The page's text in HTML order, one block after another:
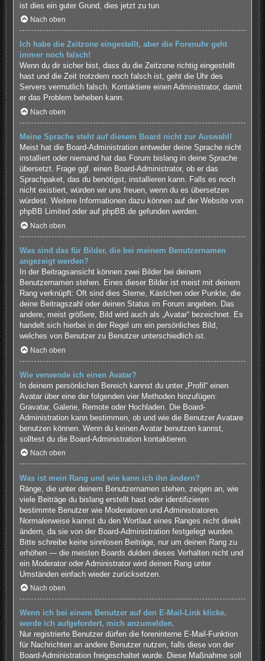
ist dies ein guter Grund, dies jetzt zu tun.
Nach oben
Ich habe die Zeitzone eingestellt, aber die Forenuhr geht
immer noch falsch!
Wenn du dir sicher bist, dass du die Zeitzone richtig eingestellt
hast und die Zeit trotzdem noch falsch ist, geht die Uhr des
Servers vermutlich falsch. Kontaktiere einen Administrator, damit
er das Problem beheben kann.
Nach oben
Meine Sprache steht auf diesem Board nicht zur Auswahl!
Meist hat die Board-Administration entweder deine Sprache nicht
installiert oder niemand hat das Forum bislang in deine Sprache
übersetzt. Frage ggf. einen Board-Administrator, ob er das
Sprachpaket, das du benötigst, installieren kann. Falls es noch
nicht existiert, würden wir uns freuen, wenn du es übersetzen
würdest. Weitere Informationen dazu können auf der Website von
phpBB Limited oder auf phpBB.degefunden werden.
Nach oben
Was sind das für Bilder, die bei meinem Benutzernamen
angezeigt werden?
In der Beitragsansicht können zwei Bilder bei deinem
Benutzernamen stehen. Eines dieser Bilder ist meist mit deinem
Rang verknüpft: Oft sind dies Sterne, Kästchen oder Punkte, die
deine Beitragszahl oder deinen Status im Forum angeben. Das
andere, meist größere, Bild wird auch als „Avatar“ bezeichnet. Es
handelt sich hierbei in der Regel um ein persönliches Bild,
welches von Benutzer zu Benutzer unterschiedlich ist.
Nach oben
Wie verwende ich einen Avatar?
In deinem persönlichen Bereich kannst du unter „Profil“ einen
Avatar über eine der folgenden vier Methoden hinzufügen:
Gravatar, Galerie, Remote oder Hochladen. Die Board-
Administration kann bestimmen, ob und wie die Benutzer Avatare
benutzen können. Wenn du keinen Avatar benutzen kannst,
solltest du die Board-Administration kontaktieren.
Nach oben
Was ist mein Rang und wie kann ich ihn ändern?
Ränge, die unter deinem Benutzernamen stehen, zeigen an, wie
viele Beiträge du bislang erstellt hast oder identifizieren
bestimmte Benutzer wie Moderatoren und Administratoren.
Normalerweise kannst du den Wortlaut eines Ranges nicht direkt
ändern, da sie von der Board-Administration festgelegt wurden.
Bitte schreibe keine sinnlosen Beiträge, nur um deinen Rang zu
erhöhen — die meisten Boards dulden dieses Verhalten nicht und
ein Moderator oder Administrator wird deinen Rang unter
Umständen einfach wieder zurücksetzen.
Nach oben
Wenn ich bei einem Benutzer auf den E-Mail-Link klicke,
werde ich aufgefordert, mich anzumelden.
Nur registrierte Benutzer dürfen die foreninterne E-Mail-Funktion
für Nachrichten an andere Benutzer nutzen, falls diese von der
Board-Administration freigeschaltet wurde. Diese Maßnahme soll